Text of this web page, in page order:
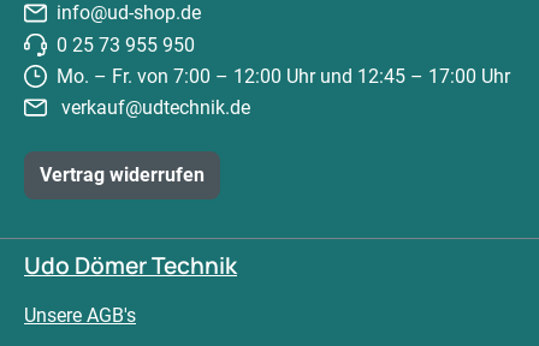
info@ud-shop.de
0 25 73 955 950
Mo. – Fr. von 7:00 – 12:00 Uhr und 12:45 – 17:00 Uhr
verkauf@udtechnik.de
Vertrag widerrufen
Udo Dömer Technik
Unsere AGB's